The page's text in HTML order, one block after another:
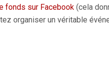
fonds sur Facebook (cela
organiser un véritable